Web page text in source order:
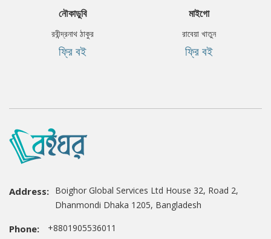
নৌকাডুবি
রবীন্দ্রনাথ ঠাকুর
ফ্রি বই
মাইগো
রাবেয়া খাতুন
ফ্রি বই
Address: Boighor Global Services Ltd House 32, Road 2,
Dhanmondi Dhaka 1205, Bangladesh
Phone: +8801905536011